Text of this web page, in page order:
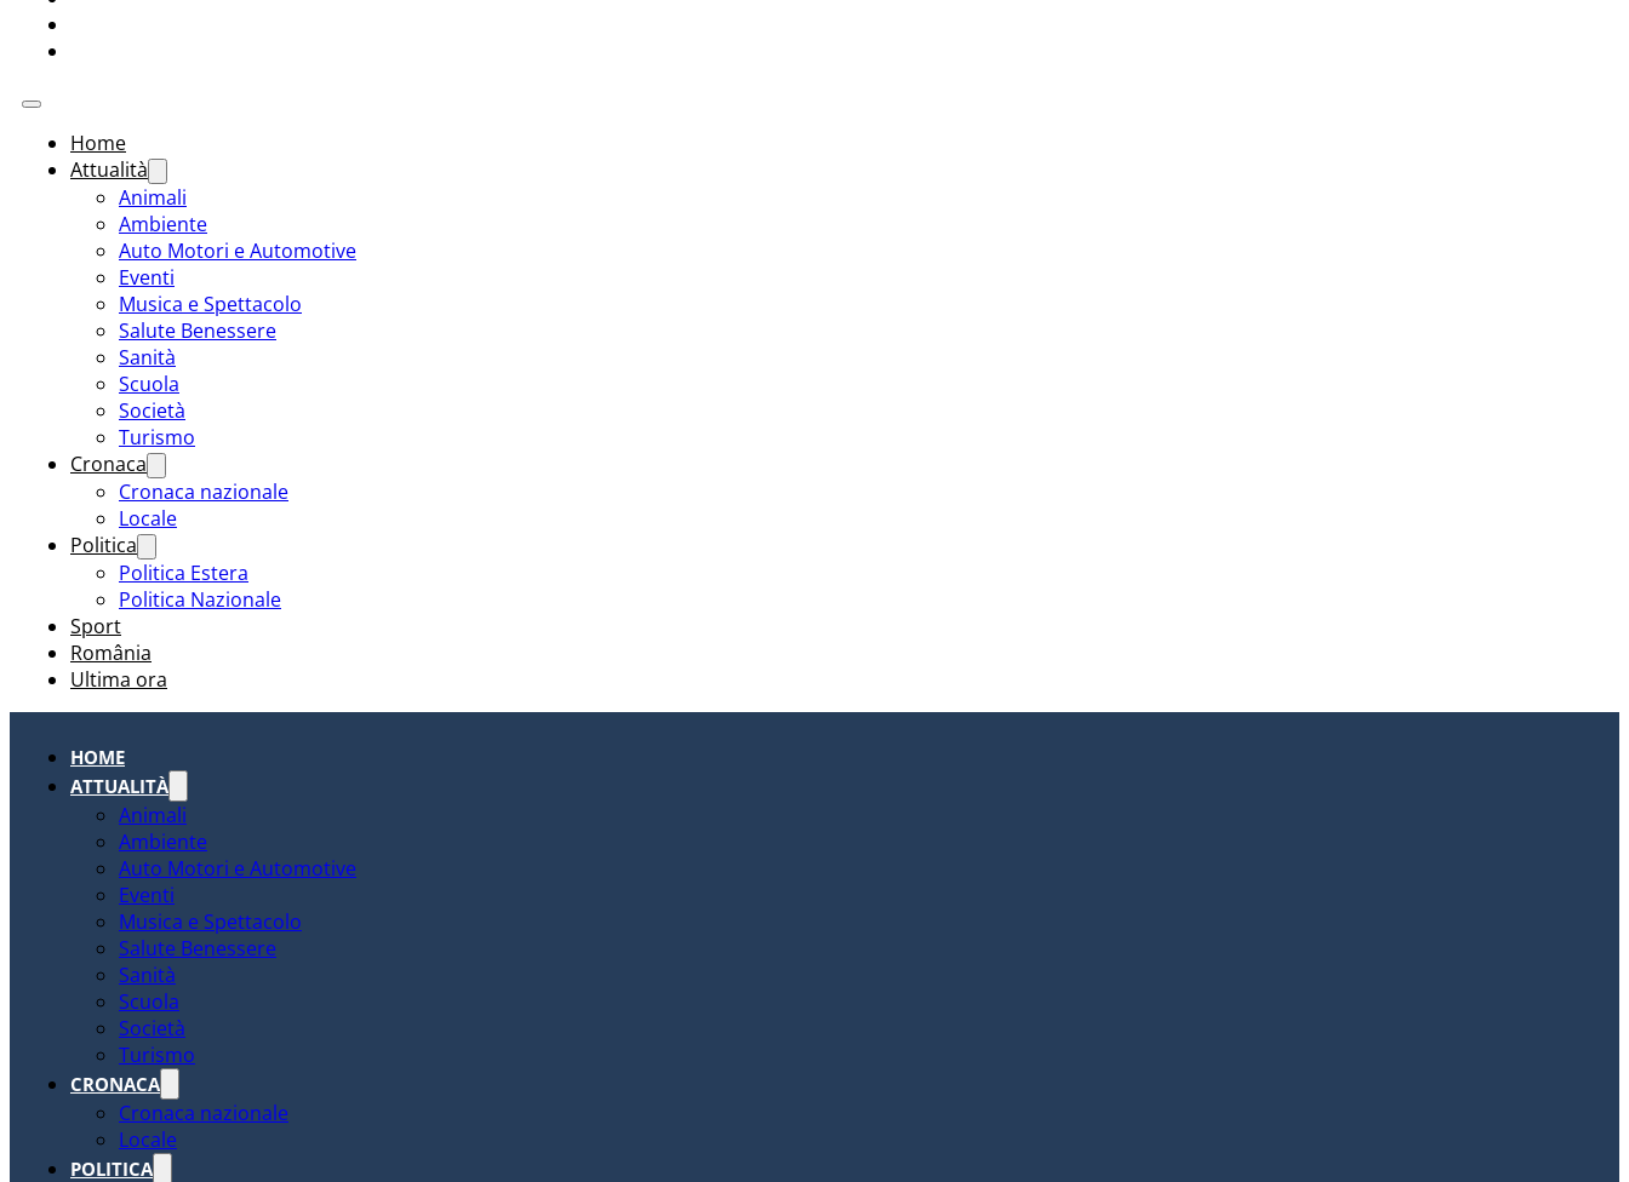
Home
Attualità
Animali
Ambiente
Auto Motori e Automotive
Eventi
Musica e Spettacolo
Salute Benessere
Sanità
Scuola
Società
Turismo
Cronaca
Cronaca nazionale
Locale
Politica
Politica Estera
Politica Nazionale
Sport
România
Ultima ora
HOME
ATTUALITÀ
Animali
Ambiente
Auto Motori e Automotive
Eventi
Musica e Spettacolo
Salute Benessere
Sanità
Scuola
Società
Turismo
CRONACA
Cronaca nazionale
Locale
POLITICA